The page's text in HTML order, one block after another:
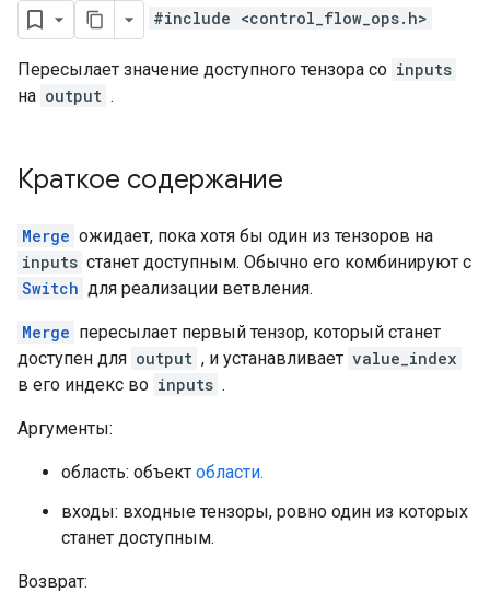
#include <control_flow_ops.h>
Пересылает значение доступного тензора со inputs
на output .
Краткое содержание
Merge ожидает, пока хотя бы один из тензоров на
inputs станет доступным. Обычно его комбинируют с
Switch для реализации ветвления.
Merge пересылает первый тензор, который станет
доступен для output , и устанавливает value_index
в его индекс во inputs .
Аргументы:
область: объект области.
входы: входные тензоры, ровно один из которых
станет доступным.
Возврат: